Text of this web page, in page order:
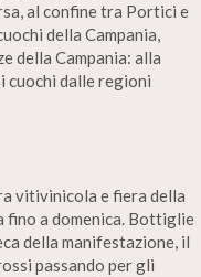
al confine tra Portici e
della Campania,
della Campania: alla
cuochi dalle regioni
vitivinicola e fiera della
fino a domenica. Bottiglie
della manifestazione, il
passando per gli